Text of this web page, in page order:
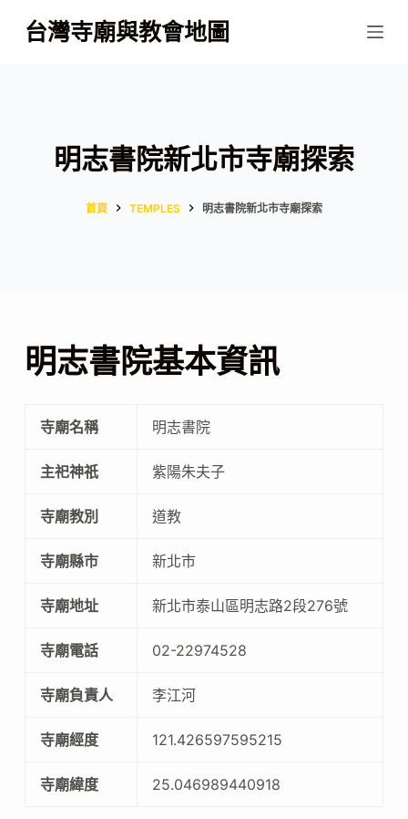
跳
至
台灣寺廟與教會地圖
明志書院新北市寺廟探索
首頁 TEMPLES 明志書院新北市寺廟探索
明志書院基本資訊
寺廟名稱 明志書院
主祀神祇 紫陽朱夫子
寺廟教別 道教
寺廟縣市 新北市
寺廟地址 新北市泰山區明志路2段276號
寺廟電話 02-22974528
寺廟負責人 李江河
寺廟經度 121.426597595215
寺廟緯度 25.046989440918